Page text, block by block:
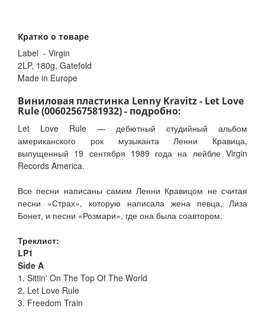
Кратко о товаре
Label - Virgin
2LP, 180g, Gatefold
Made in Europe
Виниловая пластинка Lenny Kravitz - Let Love
Rule (00602567581932) - подробно:
Let Love Rule — дебютный студийный альбом
американского рок музыканта Ленни Кравица,
выпущенный 19 сентября 1989 года на лейбле Virgin
Records America.
Все песни написаны самим Ленни Кравицом не считая
песни «Страх», которую написала жена певца, Лиза
Бонет, и песни «Розмари», где она была соавтором.
Треклист:
LP1
Side A
1. Sittin' On The Top Of The World
2. Let Love Rule
3. Freedom Train